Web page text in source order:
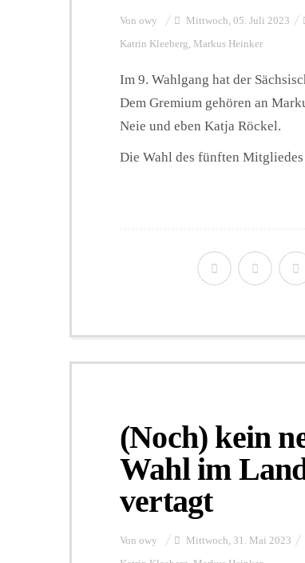
Von owy Mittwoch, 05. Juli 2023
Katrin Kleeberg, Markus Heinker
Im 9. Wahlgang hat der
Dem Gremium gehören an
Neie und eben Katja Röckel.
Die Wahl des fünften
(Noch) kein
Wahl im
vertagt
Von owy Mittwoch, 31. Mai 2023